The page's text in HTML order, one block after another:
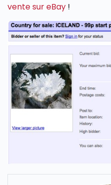
vente sur eBay !